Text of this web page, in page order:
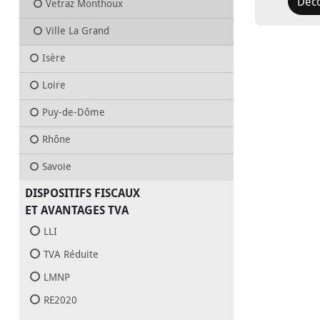
Vetraz Monthoux
Ville La Grand
Isère
Loire
Puy-de-Dôme
Rhône
Savoie
DISPOSITIFS FISCAUX
ET AVANTAGES TVA
LLI
TVA Réduite
LMNP
RE2020